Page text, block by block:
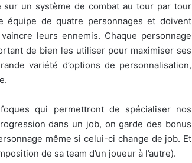
sur un système de combat au tour par tour
équipe de quatre personnages et doivent
leurs ennemis. Chaque personnage
de bien les utiliser pour maximiser ses
variété d’options de personnalisation,
qui permettront de spécialiser nos
dans un job, on garde des bonus
même si celui-ci change de job. Et
de sa team d’un joueur à l’autre).